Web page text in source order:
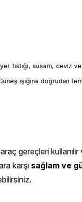
fıstığı, susam, ceviz
ışığına doğrudan
gereçleri
karşı sağlam ve